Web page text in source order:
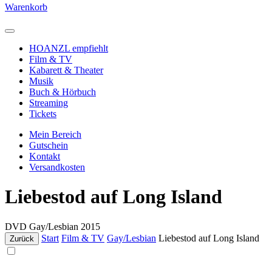
Warenkorb
HOANZL empfiehlt
Film & TV
Kabarett & Theater
Musik
Buch & Hörbuch
Streaming
Tickets
Mein Bereich
Gutschein
Kontakt
Versandkosten
Liebestod auf Long Island
DVD Gay/Lesbian 2015
Zurück Start Film & TV Gay/Lesbian Liebestod auf Long Island